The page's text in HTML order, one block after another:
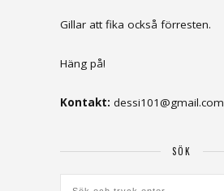
Gillar att fika också förresten.
Häng på!
Kontakt: dessi101@gmail.com
SÖK